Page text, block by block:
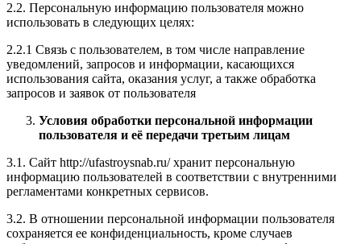
2.2. Персональную информацию пользователя можно
использовать в следующих целях:
2.2.1 Связь с пользователем, в том числе направление
уведомлений, запросов и информации, касающихся
использования сайта, оказания услуг, а также обработка
запросов и заявок от пользователя
Условия обработки персональной информации
пользователя и её передачи третьим лицам
3.1. Сайт http://ufastroysnab.ru/ хранит персональную
информацию пользователей в соответствии с внутренними
регламентами конкретных сервисов.
3.2. В отношении персональной информации пользователя
сохраняется ее конфиденциальность, кроме случаев